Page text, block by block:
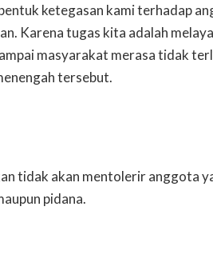
ketegasan kami terhadap
Karena tugas kita adalah
masyarakat merasa tidak
tersebut.
tidak akan mentolerir anggota
pidana.